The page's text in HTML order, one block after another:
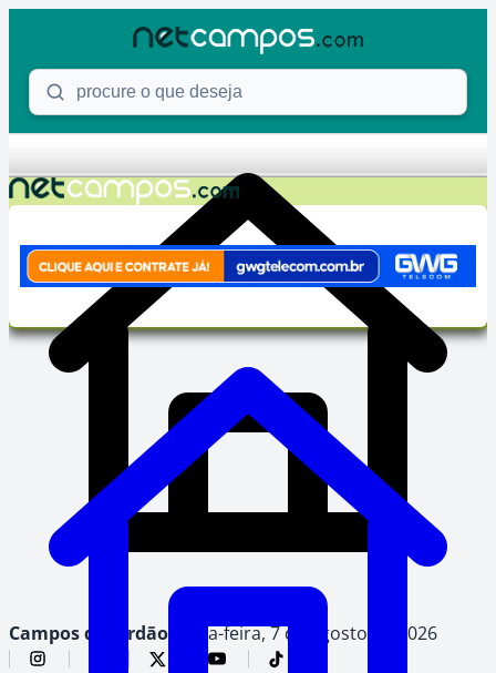
Procure o que deseja
Campos do Jordão, sexta-feira, 7 de agosto de 2026